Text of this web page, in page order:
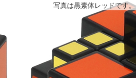
写真は黒素体レッドです。